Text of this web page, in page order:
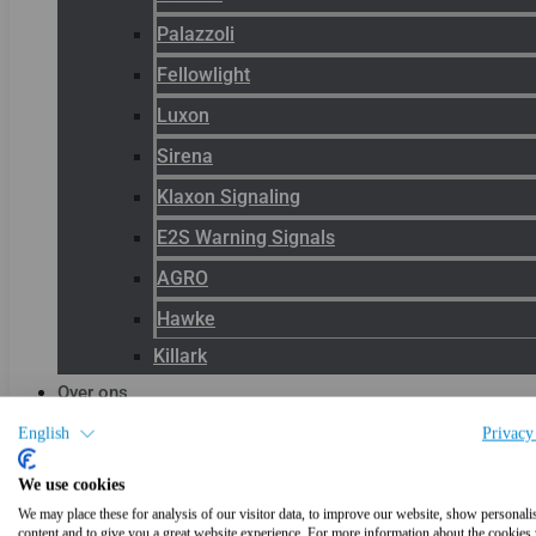
English
We use cookies
We may place these for analysis of our visitor data, to improve our website, show
Palazzoli
Fellowlight
Luxon
Sirena
Klaxon Signaling
E2S Warning Signals
AGRO
Hawke
Killark
Over ons
Blog
Productnieuws